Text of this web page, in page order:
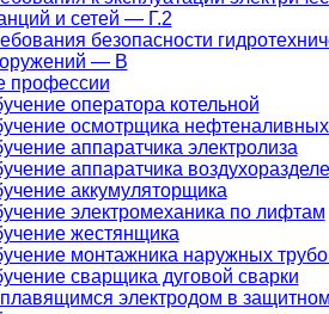
и сетей — Г.2
безопасности
— В
профессии
оператора котельной
осмотрщика нефтеналивных
аппаратчика электролиза
аппаратчика
аккумуляторщика
электромеханика по лифтам
жестянщика
монтажника наружных
сварщика дуговой сварки
электродом в защитном